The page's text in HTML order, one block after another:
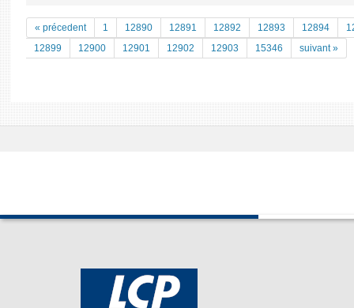
« précedent 1 12890 12891 12892 12893 12894
12899
12900 12901 12902 12903 15346 suivant »